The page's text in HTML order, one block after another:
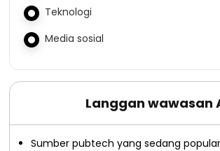
Teknologi
Media sosial
Langgan wawasan
Sumber pubtech yang sedang popular